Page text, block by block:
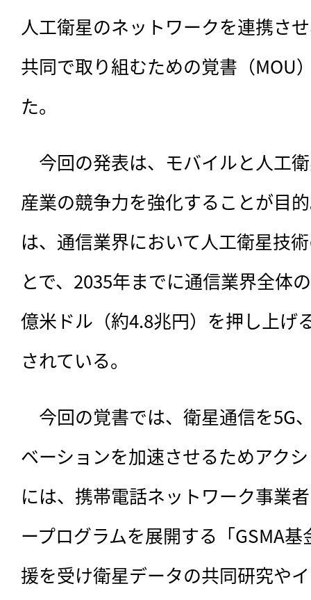
人工衛星のネットワークを連携さ
共同で取り組むための覚書（MOU
た。
今回の発表は、 モバイルと人工
産業の競争力を強化することが目
は、通信業界において人工衛星技
とで、2035年までに通信業界全体
億米ドル（約4.8兆円）を押し上げ
されている。
今回の覚書では、衛星通信を5G
ベーションを加速させるためアク
には、携帯電話ネットワーク事業
ープログラムを展開する「GSMA
援を受け衛星データの共同研究や